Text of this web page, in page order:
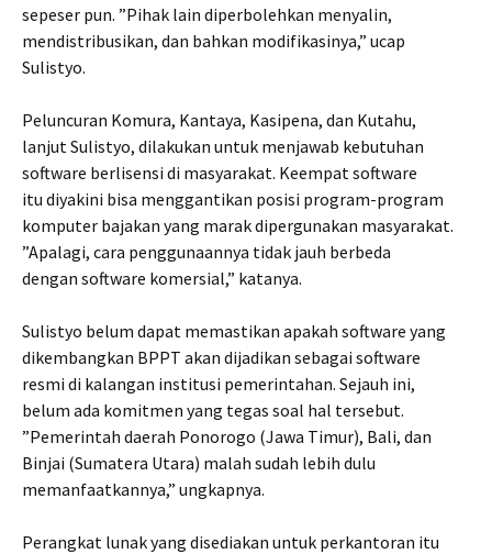
sepeser pun. ”Pihak lain diperbolehkan menyalin,
mendistribusikan, dan bahkan modifikasinya,” ucap
Sulistyo.
Peluncuran Komura, Kantaya, Kasipena, dan Kutahu,
lanjut Sulistyo, dilakukan untuk menjawab kebutuhan
software berlisensi di masyarakat. Keempat software
itu diyakini bisa menggantikan posisi program-program
komputer bajakan yang marak dipergunakan masyarakat.
”Apalagi, cara penggunaannya tidak jauh berbeda
dengan software komersial,” katanya.
Sulistyo belum dapat memastikan apakah software yang
dikembangkan BPPT akan dijadikan sebagai software
resmi di kalangan institusi pemerintahan. Sejauh ini,
belum ada komitmen yang tegas soal hal tersebut.
”Pemerintah daerah Ponorogo (Jawa Timur), Bali, dan
Binjai (Sumatera Utara) malah sudah lebih dulu
memanfaatkannya,” ungkapnya.
Perangkat lunak yang disediakan untuk perkantoran itu